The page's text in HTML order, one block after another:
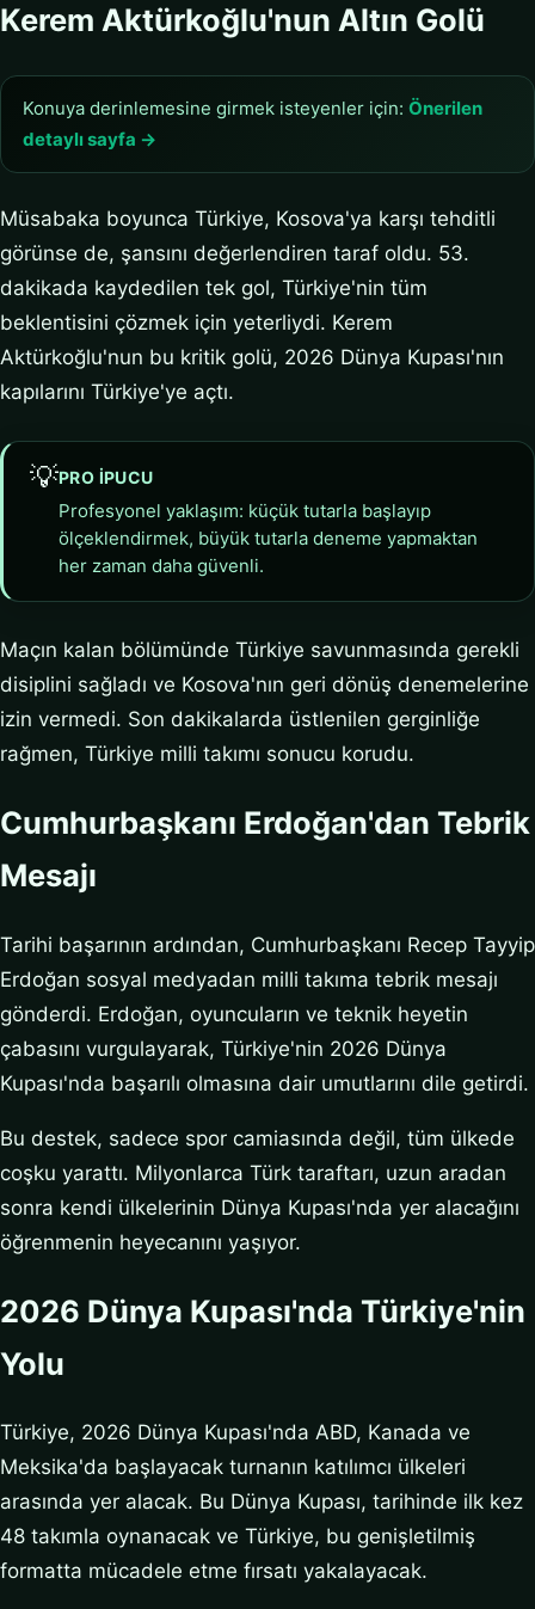
Kerem Aktürkoğlu'nun Altın Golü
Konuya derinlemesine girmek isteyenler için: Önerilen
detaylı sayfa →
Müsabaka boyunca Türkiye, Kosova'ya karşı tehditli
görünse de, şansını değerlendiren taraf oldu. 53.
dakikada kaydedilen tek gol, Türkiye'nin tüm
beklentisini çözmek için yeterliydi. Kerem
Aktürkoğlu'nun bu kritik golü, 2026 Dünya Kupası'nın
kapılarını Türkiye'ye açtı.
💡PRO IPUCU
Profesyonel yaklaşım: küçük tutarla başlayıp
ölçeklendirmek, büyük tutarla deneme yapmaktan
her zaman daha güvenli.
Maçın kalan bölümünde Türkiye savunmasında gerekli
disiplini sağladı ve Kosova'nın geri dönüş denemelerine
izin vermedi. Son dakikalarda üstlenilen gerginliğe
rağmen, Türkiye milli takımı sonucu korudu.
Cumhurbaşkanı Erdoğan'dan Tebrik
Mesajı
Tarihi başarının ardından, Cumhurbaşkanı Recep Tayyip
Erdoğan sosyal medyadan milli takıma tebrik mesajı
gönderdi. Erdoğan, oyuncuların ve teknik heyetin
çabasını vurgulayarak, Türkiye'nin 2026 Dünya
Kupası'nda başarılı olmasına dair umutlarını dile getirdi.
Bu destek, sadece spor camiasında değil, tüm ülkede
coşku yarattı. Milyonlarca Türk taraftarı, uzun aradan
sonra kendi ülkelerinin Dünya Kupası'nda yer alacağını
öğrenmenin heyecanını yaşıyor.
2026 Dünya Kupası'nda Türkiye'nin
Yolu
Türkiye, 2026 Dünya Kupası'nda ABD, Kanada ve
Meksika'da başlayacak turnanın katılımcı ülkeleri
arasında yer alacak. Bu Dünya Kupası, tarihinde ilk kez
48 takımla oynanacak ve Türkiye, bu genişletilmiş
formatta mücadele etme fırsatı yakalayacak.